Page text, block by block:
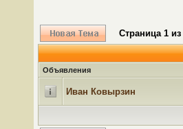
Страница 1 из
Объявления
Иван Ковырзин